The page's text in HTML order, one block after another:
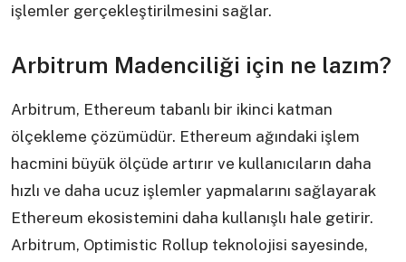
işlemler gerçekleştirilmesini sağlar.
Arbitrum Madenciliği için ne lazım?
Arbitrum, Ethereum tabanlı bir ikinci katman
ölçekleme çözümüdür. Ethereum ağındaki işlem
hacmini büyük ölçüde artırır ve kullanıcıların daha
hızlı ve daha ucuz işlemler yapmalarını sağlayarak
Ethereum ekosistemini daha kullanışlı hale getirir.
Arbitrum, Optimistic Rollup teknolojisi sayesinde,